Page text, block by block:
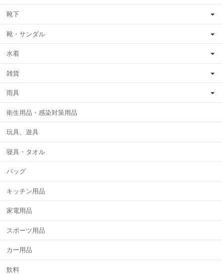
靴下
靴・サンダル
水着
雑貨
雨具
衛生用品・感染対策用品
玩具、遊具
寝具・タオル
バッグ
キッチン用品
家電用品
スポーツ用品
カー用品
飲料